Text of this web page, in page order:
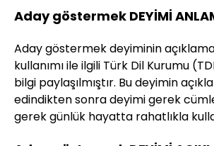
Aday göstermek DEYİMİ
Aday göstermek deyiminin
kullanımı ile ilgili Türk Dil Kurumu
bilgi paylaşılmıştır. Bu deyimin
edindikten sonra deyimi gerek
gerek günlük hayatta rahatlıkla